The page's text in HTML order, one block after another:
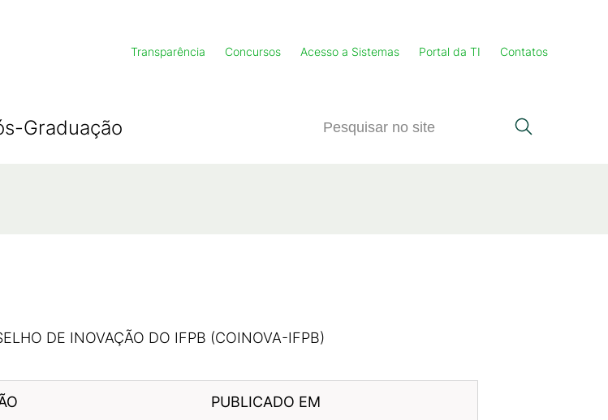
Transparência Concursos Acesso a Sistemas Portal da TI Contatos
Graduação
DE INOVAÇÃO DO IFPB (COINOVA-IFPB)
PUBLICADO EM